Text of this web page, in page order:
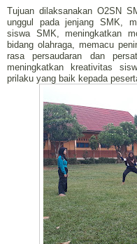
Tujuan dilaksanakan O2SN
unggul pada jenjang SMK,
siswa SMK, meningkatkan
bidang olahraga, memacu
rasa persaudaran dan
meningkatkan kreativitas
prilaku yang baik kepada